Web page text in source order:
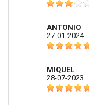
ANTONIO
27-01-2024
MIQUEL
28-07-2023